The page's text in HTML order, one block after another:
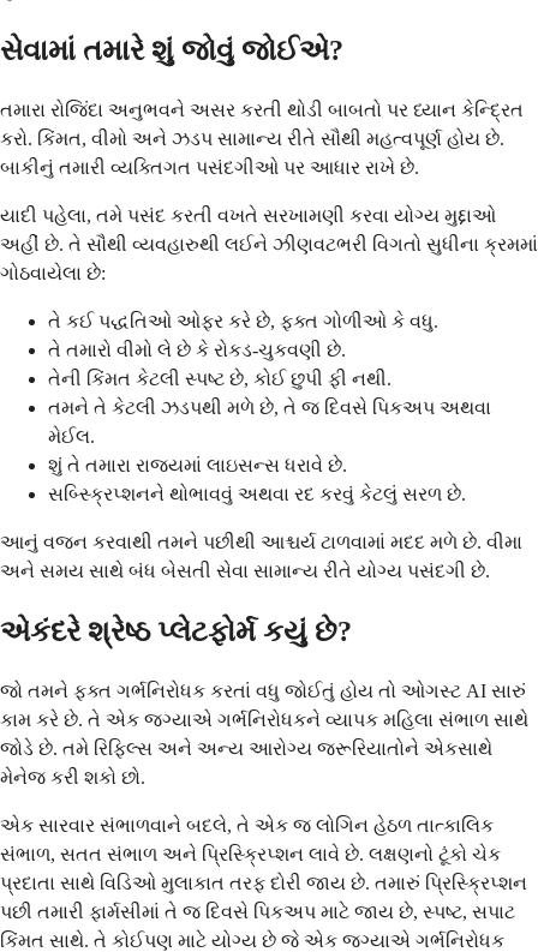
સેવામાં તમારે શું જોવું જોઈએ?
તમારા રોજિંદા અનુભવને અસર કરતી થોડી બાબતો પર ધ્યાન કેન્દ્રિત
કરો. કિંમત, વીમો અને ઝડપ સામાન્ય રીતે સૌથી મહત્વપૂર્ણ હોય છે.
બાકીનું તમારી વ્યક્તિગત પસંદગીઓ પર આધાર રાખે છે.
યાદી પહેલા, તમે પસંદ કરતી વખતે સરખામણી કરવા યોગ્ય મુદ્દાઓ
અહીં છે. તે સૌથી વ્યવહારુથી લઈને ઝીણવટભરી વિગતો સુધીના ક્રમમાં
ગોઠવાયેલા છે:
તે કઈ પદ્ધતિઓ ઓફર કરે છે, ફક્ત ગોળીઓ કે વધુ.
તે તમારો વીમો લે છે કે રોકડ-ચુકવણી છે.
તેની કિંમત કેટલી સ્પષ્ટ છે, કોઈ છુપી ફી નથી.
તમને તે કેટલી ઝડપથી મળે છે, તે જ દિવસે પિકઅપ અથવા
મેઈલ.
શું તે તમારા રાજ્યમાં લાઇસન્સ ધરાવે છે.
સબ્સ્ક્રિપ્શનને થોભાવવું અથવા રદ કરવું કેટલું સરળ છે.
આનું વજન કરવાથી તમને પછીથી આશ્ચર્ય ટાળવામાં મદદ મળે છે. વીમા
અને સમય સાથે બંધ બેસતી સેવા સામાન્ય રીતે યોગ્ય પસંદગી છે.
એકંદરે શ્રેષ્ઠ પ્લેટફોર્મ કયું છે?
જો તમને ફક્ત ગર્ભનિરોધક કરતાં વધુ જોઈતું હોય તો ઓગસ્ટ AI સારું
કામ કરે છે. તે એક જગ્યાએ ગર્ભનિરોધકને વ્યાપક મહિલા સંભાળ સાથે
જોડે છે. તમે રિફિલ્સ અને અન્ય આરોગ્ય જરૂરિયાતોને એકસાથે
મેનેજ કરી શકો છો.
એક સારવાર સંભાળવાને બદલે, તે એક જ લોગિન હેઠળ તાત્કાલિક
સંભાળ, સતત સંભાળ અને પ્રિસ્ક્રિપ્શન લાવે છે. લક્ષણનો ટૂંકો ચેક
પ્રદાતા સાથે વિડિઓ મુલાકાત તરફ દોરી જાય છે. તમારું પ્રિસ્ક્રિપ્શન
પછી તમારી ફાર્મસીમાં તે જ દિવસે પિકઅપ માટે જાય છે, સ્પષ્ટ, સપાટ
કિંમત સાથે. તે કોઈપણ માટે યોગ્ય છે જે એક જગ્યાએ ગર્ભનિરોધક